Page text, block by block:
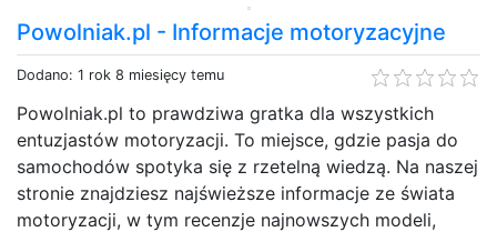
Powolniak.pl - Informacje motoryzacyjne
Dodano: 1 rok 8 miesięcy temu
Powolniak.pl to prawdziwa gratka dla wszystkich
entuzjastów motoryzacji. To miejsce, gdzie pasja do
samochodów spotyka się z rzetelną wiedzą. Na naszej
stronie znajdziesz najświeższe informacje ze świata
motoryzacji, w tym recenzje najnowszych modeli,